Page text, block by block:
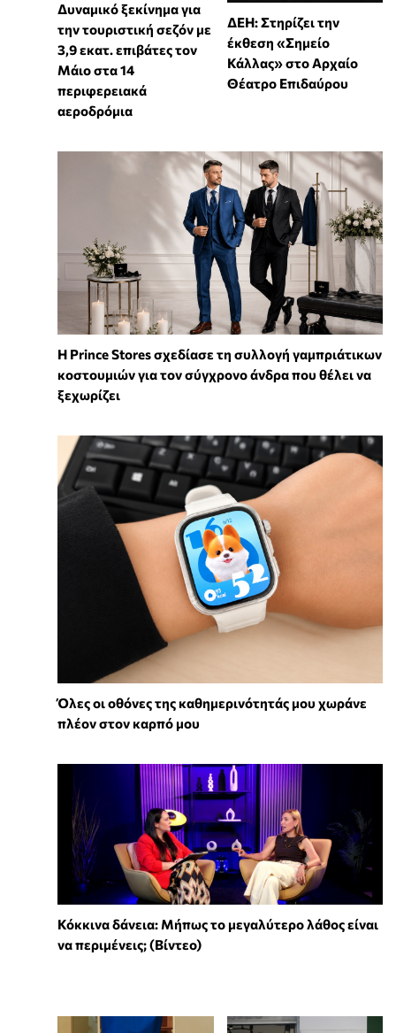
Δυναμικό ξεκίνημα για
την τουριστική σεζόν με
3,9 εκατ. επιβάτες τον
Μάιο στα 14
περιφερειακά
αεροδρόμια
ΔΕΗ: Στηρίζει την
έκθεση «Σημείο
Κάλλας» στο Αρχαίο
Θέατρο Επιδαύρου
Η Prince Stores σχεδίασε τη συλλογή γαμπριάτικων
κοστουμιών για τον σύγχρονο άνδρα που θέλει να
ξεχωρίζει
Όλες οι οθόνες της καθημερινότητάς μου χωράνε
πλέον στον καρπό μου
Κόκκινα δάνεια: Μήπως το μεγαλύτερο λάθος είναι
να περιμένεις; (Βίντεο)